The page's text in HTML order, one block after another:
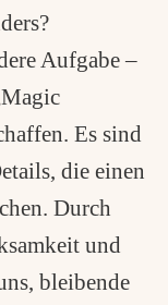
Aufgabe –
Es sind
die einen
Durch
und
bleibende